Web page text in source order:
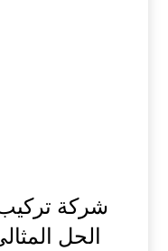
شركة
الحل